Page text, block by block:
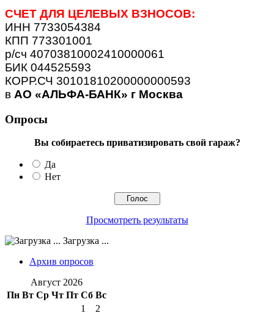
СЧЕТ ДЛЯ ЦЕЛЕВЫХ ВЗНОСОВ:
ИНН 7733054384
КПП 773301001
р/сч 40703810002410000061
БИК 044525593
КОРР.СЧ 30101810200000000593
в АО «АЛЬФА-БАНК» г Москва
Опросы
Вы собираетесь приватизировать свой гараж?
Да
Нет
Просмотреть результаты
Загрузка ...
Архив опросов
Август 2026
Пн Вт Ср Чт Пт Сб Вс
1
2